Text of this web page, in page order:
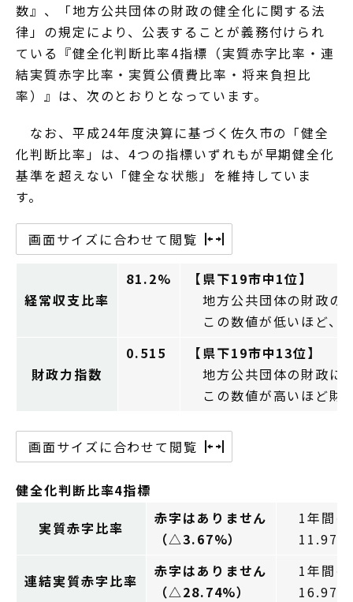
数』、「地方公共団体の財政の健全化に関する法
律」の規定により、公表することが義務付けられ
ている『健全化判断比率4指標（実質赤字比率・連
結実質赤字比率・実質公債費比率・将来負担比
率）』は、次のとおりとなっています。
なお、平成24年度決算に基づく佐久市の「健全
化判断比率」は、4つの指標いずれもが早期健全化
基準を超えない「健全な状態」を維持していま
す。
画面サイズに合わせて閲覧
経常収支比率
81.2%
【県下19市中1位】
地方公共団体の財政の
この数値が低いほど、
財政力指数
0.515
【県下19市中13位】
地方公共団体の財政に
この数値が高いほど財
画面サイズに合わせて閲覧
健全化判断比率4指標
実質赤字比率
赤字はありません
（△3.67%）
1年間の
11.97%
連結実質赤字比率
赤字はありません
（△28.74%）
1年間の
16.97%